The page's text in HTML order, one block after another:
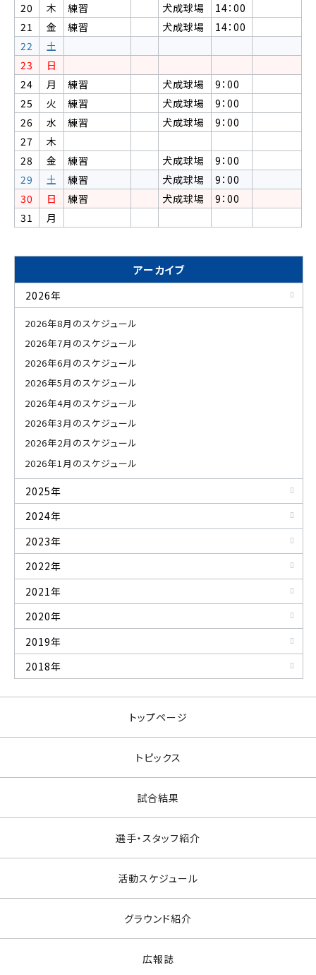
20
木 練習 犬成球場
14：00
21
金 練習 犬成球場
14：00
22
土
23
日
24
月 練習 犬成球場
9：00
25
火 練習 犬成球場
9：00
26
水 練習 犬成球場
9：00
27
木
28
金 練習 犬成球場
9：00
29
土 練習 犬成球場
9：00
30
日 練習 犬成球場
9：00
31
月
アーカイブ
2026年
2026年8月のスケジュール
2026年7月のスケジュール
2026年6月のスケジュール
2026年5月のスケジュール
2026年4月のスケジュール
2026年3月のスケジュール
2026年2月のスケジュール
2026年1月のスケジュール
2025年
2024年
2023年
2022年
2021年
2020年
2019年
2018年
トップページ
トピックス
試合結果
選手・スタッフ紹介
活動スケジュール
グラウンド紹介
広報誌